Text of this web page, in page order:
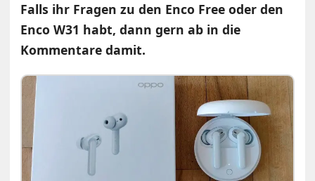
Falls ihr Fragen zu den Enco Free oder den
Enco W31 habt, dann gern ab in die
Kommentare damit.